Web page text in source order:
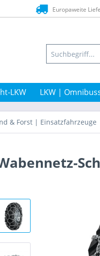
Europaweite
LKW LKW |
& Forst | Einsatzfahrzeuge